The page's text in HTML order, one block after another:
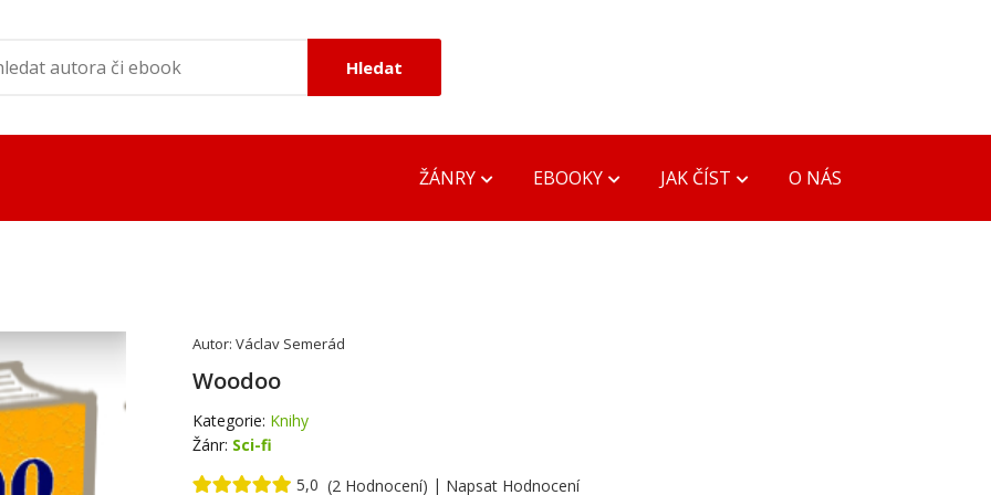
Hledat
ŽÁNRY EBOOKY JAK ČÍST
PDF DOC TXT Viewer
O NÁS
Autor: Václav Semerád
Woodoo
Kategorie: Knihy
Žánr: Sci-fi
5,0 (2 Hodnocení) | Napsat Hodnocení